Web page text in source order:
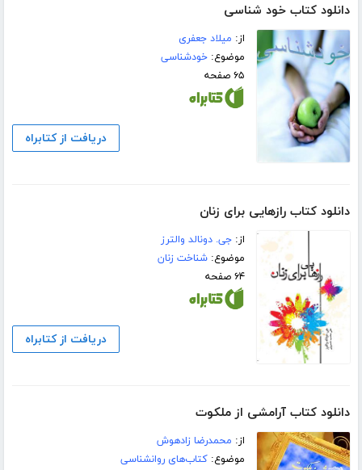
دانلود کتاب خود شناسی
از: میلاد جعفری
موضوع:خودشناسی
۶۵ صفحه
دریافت از کتابراه
دانلود کتاب رازهایی برای زنان
از:جی. دونالد والترز
موضوع:شناخت زنان
۶۴ صفحه
دریافت از کتابراه
دانلود کتاب آرامشی از ملکوت
از: محمدرضا زادهوش
موضوع:کتاب‌های روانشناسی